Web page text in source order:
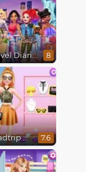
Disney Travel Diaries: City Break 8
Barbie Roadtrip Adventure 7.6